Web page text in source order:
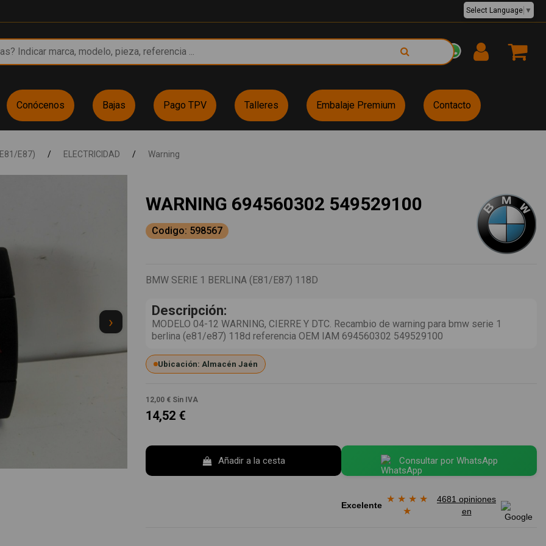
EUR €
Select Language ▼
Conócenos Bajas Pago TPV Talleres Embalaje Premium Contacto
E87) / ELECTRICIDAD / Warning
›
WARNING 694560302 549529100
Codigo: 598567
BMW SERIE 1 BERLINA (E81/E87) 118D
Descripción:
MODELO 04-12 WARNING, CIERRE Y DTC. Recambio de warning para bmw serie 1
berlina (e81/e87) 118d referencia OEM IAM 694560302 549529100
Ubicación: Almacén Jaén
12,00 € Sin IVA
14,52 €
Añadir a la cesta Consultar por WhatsApp
Excelente
★ ★ ★ ★
★
4681 opiniones
en